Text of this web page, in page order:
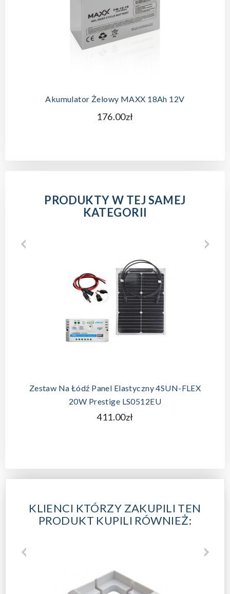
Akumulator Żelowy MAXX 18Ah 12V
176.00zł
PRODUKTY W TEJ SAMEJ
KATEGORII
Zestaw Na Łódź Panel Elastyczny 4SUN-FLEX
20W Prestige LS0512EU
411.00zł
KLIENCI KTÓRZY ZAKUPILI TEN
PRODUKT KUPILI RÓWNIEŻ: